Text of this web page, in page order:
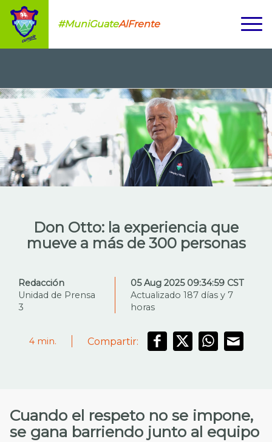
#MuniGuateAlFrente
Don Otto: la experiencia que
mueve a más de 300 personas
Redacción
Unidad de Prensa
3
05 Aug 2025 09:34:59 CST
Actualizado 187 días y 7
horas
4 min. Compartir:
Cuando el respeto no se impone,
se gana barriendo junto al equipo